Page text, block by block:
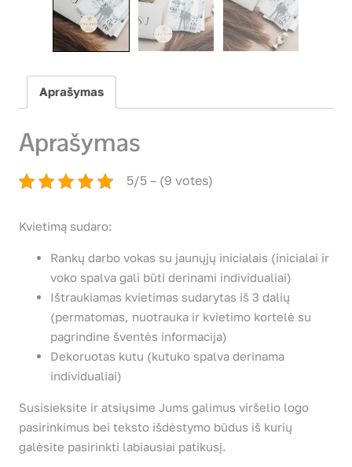
Aprašymas
Aprašymas
5/5 – (9 votes)
Kvietimą sudaro:
Rankų darbo vokas su jaunųjų inicialais (inicialai ir
voko spalva gali būti derinami individualiai)
Ištraukiamas kvietimas sudarytas iš 3 dalių
(permatomas, nuotrauka ir kvietimo kortelė su
pagrindine šventės informacija)
Dekoruotas kutu (kutuko spalva derinama
individualiai)
Susisieksite ir atsiųsime Jums galimus viršelio logo
pasirinkimus bei teksto išdėstymo būdus iš kurių
galėsite pasirinkti labiausiai patikusį.